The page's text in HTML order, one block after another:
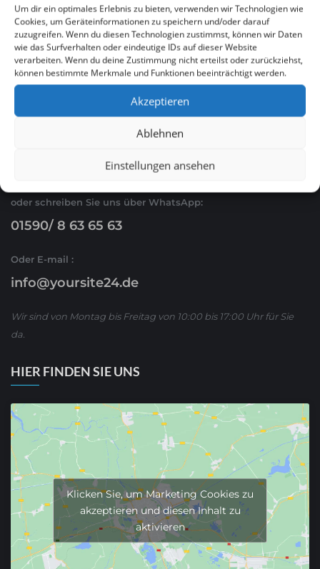
Um dir ein optimales Erlebnis zu bieten, verwenden wir Technologien wie
Cookies, um Geräteinformationen zu speichern und/oder darauf
zuzugreifen. Wenn du diesen Technologien zustimmst, können wir Daten
wie das Surfverhalten oder eindeutige IDs auf dieser Website
verarbeiten. Wenn du deine Zustimmung nicht erteilst oder zurückziehst,
können bestimmte Merkmale und Funktionen beeinträchtigt werden.
Akzeptieren
Ablehnen
Einstellungen ansehen
WHATSAPP & E-MAIL
0621 / 54 56 00 53
oder schreiben Sie uns über WhatsApp:
01590/ 8 63 65 63
Oder E-mail :
info@yoursite24.de
Wir sind von Montag bis Freitag von 10:00 bis 17:00 Uhr für Sie
da.
HIER FINDEN SIE UNS
Klicken Sie, um Marketing Cookies zu
akzeptieren und diesen Inhalt zu
aktivieren